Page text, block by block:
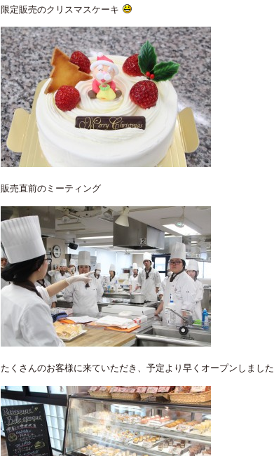
限定販売のクリスマスケーキ
販売直前のミーティング
たくさんのお客様に来ていただき、予定より早くオープンしました